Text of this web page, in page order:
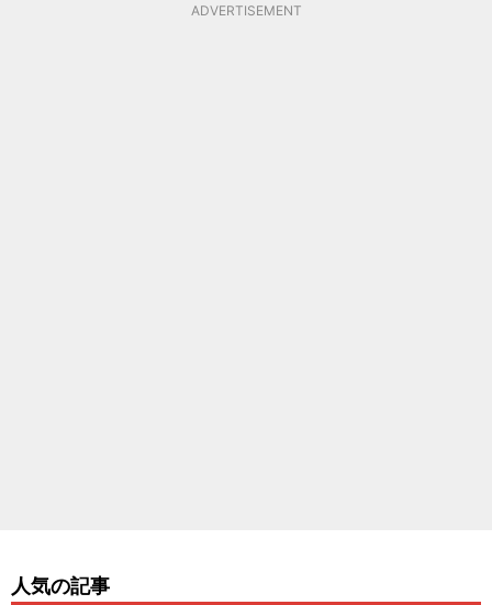
ADVERTISEMENT
人気の記事